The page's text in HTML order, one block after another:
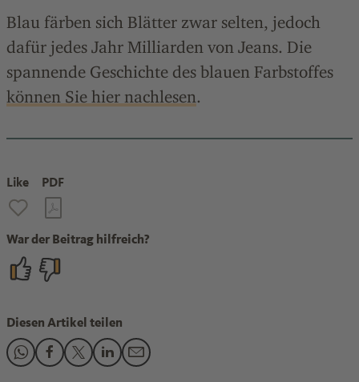
Blau färben sich Blätter zwar selten, jedoch
dafür jedes Jahr Milliarden von Jeans. Die
spannende Geschichte des blauen Farbstoffes
können Sie hier nachlesen.
Like PDF
War der Beitrag hilfreich?
Diesen Artikel teilen
Den Beitrag "Warum färben sich Blätter im Herbst?" teilen
Den Beitrag "Warum färben sich Blätter im Herbst?"
Den Beitrag "Warum färben sich Blätter im
Den Beitrag "Warum färben sich Blätter im
Den Beitrag "Warum färben sich